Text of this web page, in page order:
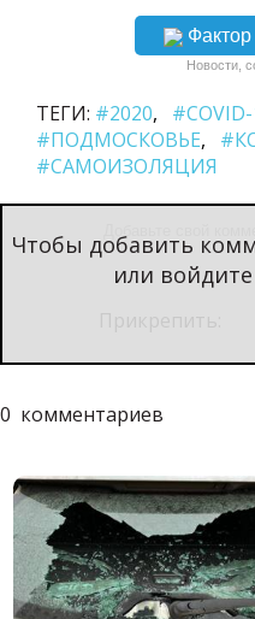
Новости,
ТЕГИ: #2020
#ПОДМОСКОВЬЕ
#САМОИЗОЛЯЦИЯ
Чтобы добавить
или
0 комментариев